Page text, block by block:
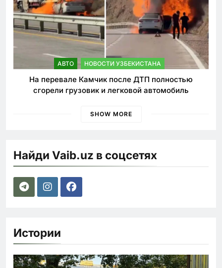
АВТО НОВОСТИ УЗБЕКИСТАНА
На перевале Камчик после ДТП полностью
сгорели грузовик и легковой автомобиль
SHOW MORE
Найди Vaib.uz в соцсетях
Истории